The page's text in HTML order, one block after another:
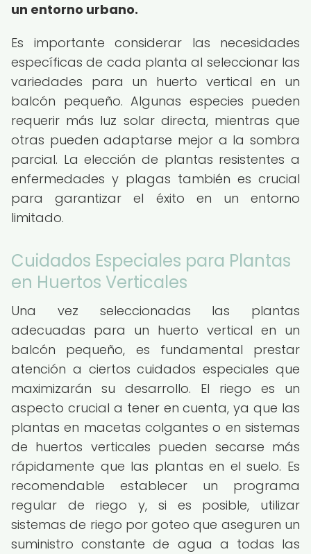
un entorno urbano.
Es importante considerar las necesidades
específicas de cada planta al seleccionar las
variedades para un huerto vertical en un
balcón pequeño. Algunas especies pueden
requerir más luz solar directa, mientras que
otras pueden adaptarse mejor a la sombra
parcial. La elección de plantas resistentes a
enfermedades y plagas también es crucial
para garantizar el éxito en un entorno
limitado.
Cuidados Especiales para Plantas
en Huertos Verticales
Una vez seleccionadas las plantas
adecuadas para un huerto vertical en un
balcón pequeño, es fundamental prestar
atención a ciertos cuidados especiales que
maximizarán su desarrollo. El riego es un
aspecto crucial a tener en cuenta, ya que las
plantas en macetas colgantes o en sistemas
de huertos verticales pueden secarse más
rápidamente que las plantas en el suelo. Es
recomendable establecer un programa
regular de riego y, si es posible, utilizar
sistemas de riego por goteo que aseguren un
suministro constante de agua a todas las